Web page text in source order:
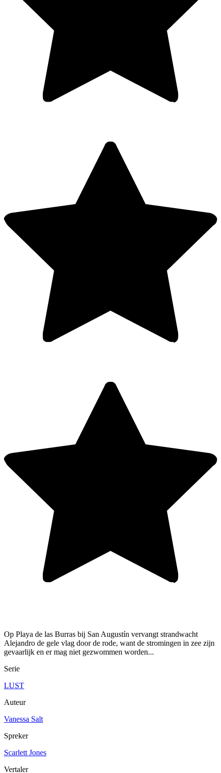
Op Playa de las Burras bij San Augustín vervangt strandwacht
Alejandro de gele vlag door de rode, want de stromingen in zee zijn
gevaarlijk en er mag niet gezwommen worden...
Serie
LUST
Auteur
Vanessa Salt
Spreker
Scarlett Jones
Vertaler